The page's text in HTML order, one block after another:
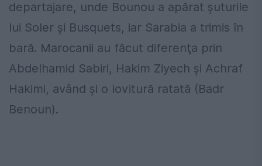
departajare, unde Bounou a apărat şuturile
lui Soler şi Busquets, iar Sarabia a trimis în
bară. Marocanii au făcut diferenţa prin
Abdelhamid Sabiri, Hakim Ziyech şi Achraf
Hakimi, având şi o lovitură ratată (Badr
Benoun).